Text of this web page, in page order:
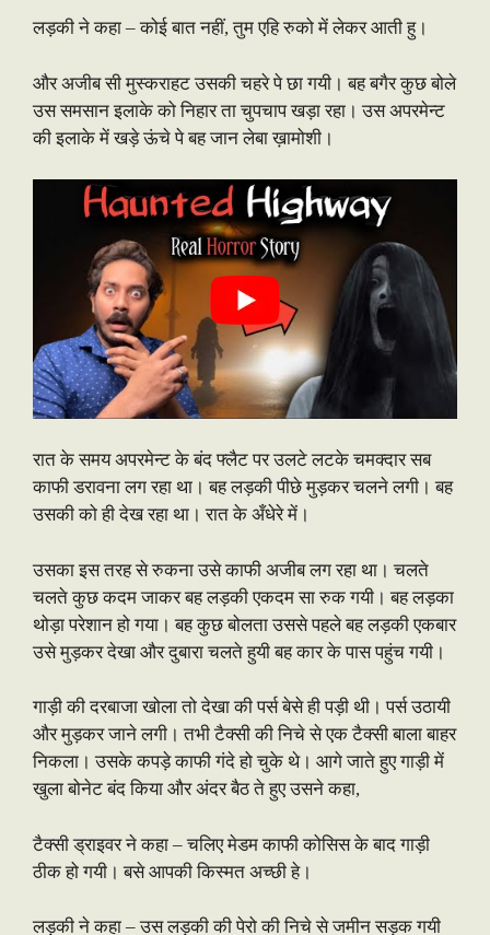
लड़की ने कहा – कोई बात नहीं, तुम एहि रुको में लेकर आती हु।
और अजीब सी मुस्कराहट उसकी चहरे पे छा गयी। बह बगैर कुछ बोले
उस समसान इलाके को निहार ता चुपचाप खड़ा रहा। उस अपरमेन्ट
की इलाके में खड़े ऊंचे पे बह जान लेबा ख़ामोशी।
रात के समय अपरमेन्ट के बंद फ्लैट पर उलटे लटके चमक्दार सब
काफी डरावना लग रहा था। बह लड़की पीछे मुड़कर चलने लगी। बह
उसकी को ही देख रहा था। रात के अँधेरे में।
उसका इस तरह से रुकना उसे काफी अजीब लग रहा था। चलते
चलते कुछ कदम जाकर बह लड़की एकदम सा रुक गयी। बह लड़का
थोड़ा परेशान हो गया। बह कुछ बोलता उससे पहले बह लड़की एकबार
उसे मुड़कर देखा और दुबारा चलते हुयी बह कार के पास पहुंच गयी।
गाड़ी की दरबाजा खोला तो देखा की पर्स बेसे ही पड़ी थी। पर्स उठायी
और मुड़कर जाने लगी। तभी टैक्सी की निचे से एक टैक्सी बाला बाहर
निकला। उसके कपड़े काफी गंदे हो चुके थे। आगे जाते हुए गाड़ी में
खुला बोनेट बंद किया और अंदर बैठ ते हुए उसने कहा,
टैक्सी ड्राइवर ने कहा – चलिए मेडम काफी कोसिस के बाद गाड़ी
ठीक हो गयी। बसे आपकी किस्मत अच्छी हे।
लड़की ने कहा – उस लड़की की पेरो की निचे से जमीन सड़क गयी